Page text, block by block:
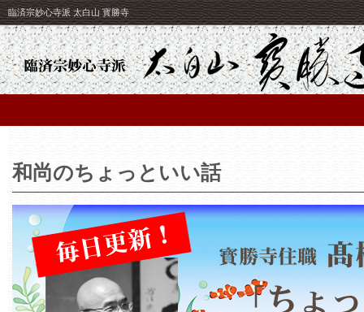
臨済宗妙心寺派 太白山 寳勝寺
和尚のちょっといい話